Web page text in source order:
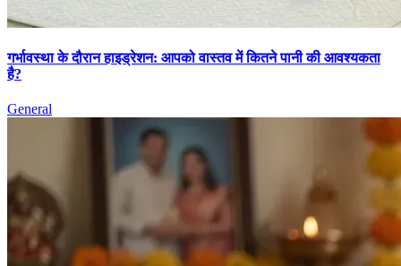
गर्भावस्था के दौरान हाइड्रेशन: आपको वास्तव में कितने पानी की आवश्यकता
है?
General